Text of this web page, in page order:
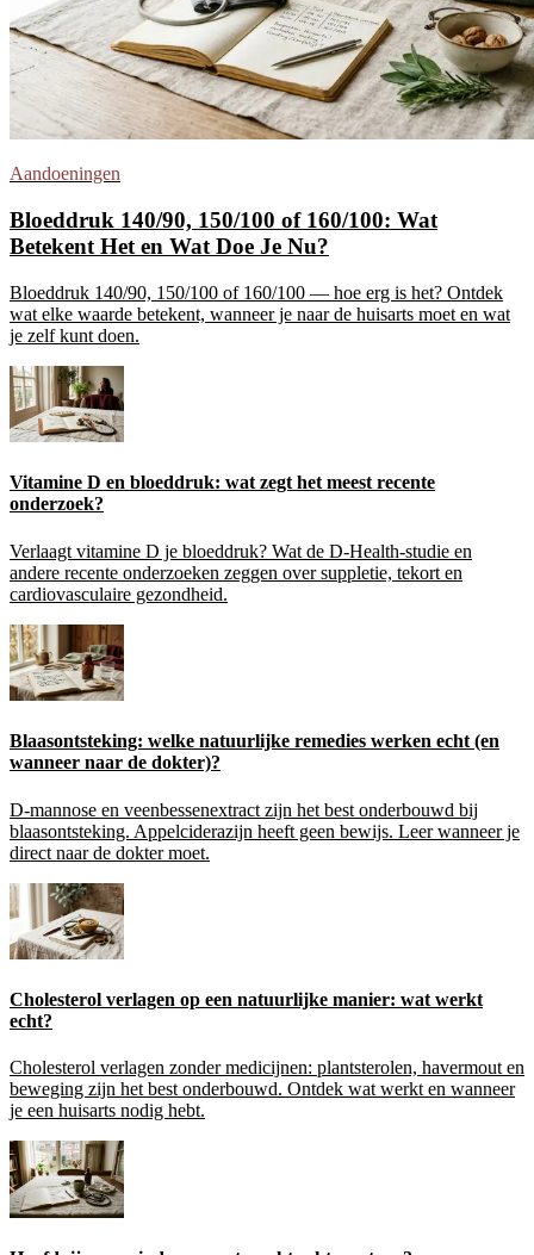
Aandoeningen
Bloeddruk 140/90, 150/100 of 160/100: Wat
Betekent Het en Wat Doe Je Nu?
Bloeddruk 140/90, 150/100 of 160/100 — hoe erg is het? Ontdek
wat elke waarde betekent, wanneer je naar de huisarts moet en wat
je zelf kunt doen.
Vitamine D en bloeddruk: wat zegt het meest recente
onderzoek?
Verlaagt vitamine D je bloeddruk? Wat de D-Health-studie en
andere recente onderzoeken zeggen over suppletie, tekort en
cardiovasculaire gezondheid.
Blaasontsteking: welke natuurlijke remedies werken echt (en
wanneer naar de dokter)?
D-mannose en veenbessenextract zijn het best onderbouwd bij
blaasontsteking. Appelciderazijn heeft geen bewijs. Leer wanneer je
direct naar de dokter moet.
Cholesterol verlagen op een natuurlijke manier: wat werkt
echt?
Cholesterol verlagen zonder medicijnen: plantsterolen, havermout en
beweging zijn het best onderbouwd. Ontdek wat werkt en wanneer
je een huisarts nodig hebt.